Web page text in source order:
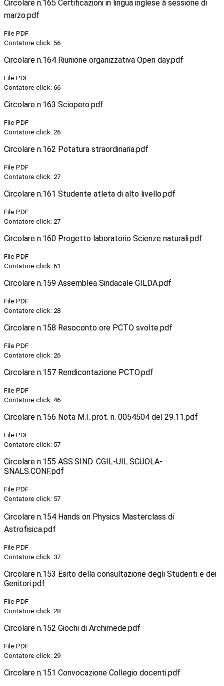
Circolare n.165 Certificazioni in lingua inglese â sessione di
marzo.pdf
File PDF
Contatore click: 56
Circolare n.164 Riunione organizzativa Open day.pdf
File PDF
Contatore click: 66
Circolare n.163 Sciopero.pdf
File PDF
Contatore click: 26
Circolare n.162 Potatura straordinaria.pdf
File PDF
Contatore click: 27
Circolare n.161 Studente atleta di alto livello.pdf
File PDF
Contatore click: 27
Circolare n.160 Progetto laboratorio Scienze naturali.pdf
File PDF
Contatore click: 61
Circolare n.159 Assemblea Sindacale GILDA.pdf
File PDF
Contatore click: 28
Circolare n.158 Resoconto ore PCTO svolte.pdf
File PDF
Contatore click: 26
Circolare n.157 Rendicontazione PCTO.pdf
File PDF
Contatore click: 46
Circolare n.156 Nota M.I. prot. n. 0054504 del 29.11.pdf
File PDF
Contatore click: 57
Circolare n.155 ASS.SIND. CGIL-UIL.SCUOLA-
SNALS.CONF.pdf
File PDF
Contatore click: 57
Circolare n.154 Hands on Physics Masterclass di
Astrofisica.pdf
File PDF
Contatore click: 37
Circolare n.153 Esito della consultazione degli Studenti e dei
Genitori.pdf
File PDF
Contatore click: 28
Circolare n.152 Giochi di Archimede.pdf
File PDF
Contatore click: 29
Circolare n.151 Convocazione Collegio docenti.pdf